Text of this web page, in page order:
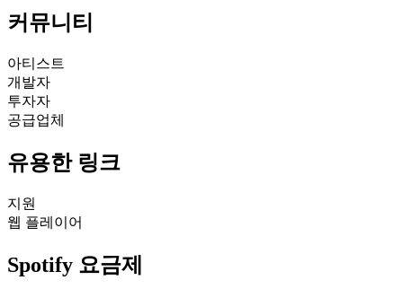
커뮤니티
아티스트
개발자
투자자
공급업체
유용한 링크
지원
웹 플레이어
Spotify 요금제